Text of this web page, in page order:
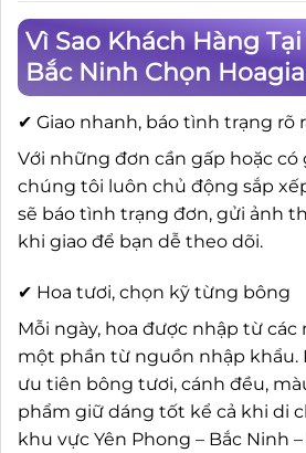
Vì Sao Khách Hàng
Bắc Ninh Chọn
✔ Giao nhanh, báo tình trạng rõ
Với những đơn cần gấp hoặc có
chúng tôi luôn chủ động sắp
sẽ báo tình trạng đơn, gửi ảnh
khi giao để bạn dễ theo dõi.
✔ Hoa tươi, chọn kỹ từng bông
Mỗi ngày, hoa được nhập từ các
một phần từ nguồn nhập khẩu.
ưu tiên bông tươi, cánh đều,
phẩm giữ dáng tốt kể cả khi di
khu vực Yên Phong – Bắc Ninh